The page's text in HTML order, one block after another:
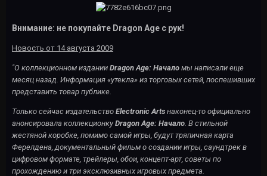
Внимание: не покупайте Dragon Age с рук!
Новость от 14 августа 2009
"О коллекционном издании Dragon Age: Начало мы написали еще
месяц назад. Информация «утекла» из торговых сетей, поспешивших
представить товар публике.
Только сейчас издательство Electronic Arts наконец-то официально
анонсировала коллекционкуDragon Age: Начало . В стильной
жестяной коробке, помимо самой игры, будут тряпичная карта
Ферелдена, документальный фильм о создании игры, саундтрек в
цифровом формате, трейлеры, обои, концепт-арт, советы по
прохождению и три эксклюзивных игровых предмета.